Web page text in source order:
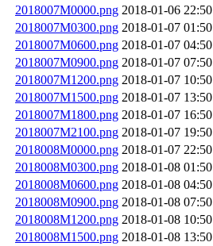
2018007M0000.png 2018-01-06 22:50
2018007M0300.png 2018-01-07 01:50
2018007M0600.png 2018-01-07 04:50
2018007M0900.png 2018-01-07 07:50
2018007M1200.png 2018-01-07 10:50
2018007M1500.png 2018-01-07 13:50
2018007M1800.png 2018-01-07 16:50
2018007M2100.png 2018-01-07 19:50
2018008M0000.png 2018-01-07 22:50
2018008M0300.png 2018-01-08 01:50
2018008M0600.png 2018-01-08 04:50
2018008M0900.png 2018-01-08 07:50
2018008M1200.png 2018-01-08 10:50
2018008M1500.png 2018-01-08 13:50